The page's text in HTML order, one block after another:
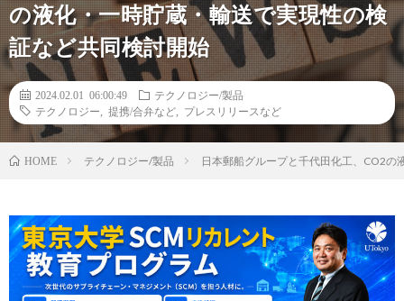
の液化・一時貯蔵・輸送で実現性の検
証など共同検討開始
2024.02.01 06:00:49
テクノロジー/製品
テクノロジー
提携/合弁など プレスリリースなど
HOME テクノロジー/製品 日本郵船グループと千代田化工、CO2